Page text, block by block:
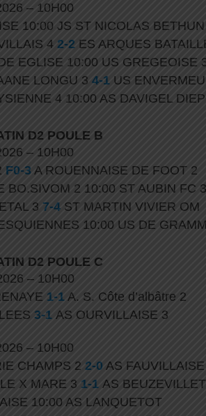
– 10H00
10:00 JS ST NICOLAS
4 2-2 ES ARQUES
EGLISE 10:00 US GREGEOISE
LONGU 3 4-1 US ENVERMEU
4 10:00 AS DAVIGEL
D2 POULE B
– 10H00
F0-3 A ROUENNAISE DE FOOT 2
BO.SIVOM 2 10:00 ST AUBIN FC 3
3 7-4 ST MARTIN VIVIER OM
10:00 US DE
D2 POULE C
– 10H00
1-1 A. S. Côte d’albâtre 2
3-1 AS OURVILLAISE 3
– 10H00
CHAMPS 2 2-0 AS
X MARE 3 1-1 AS
10:00 AS LANQUETOT